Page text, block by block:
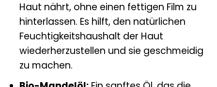
Haut nährt, ohne einen fettigen Film zu
hinterlassen. Es hilft, den natürlichen
Feuchtigkeitshaushalt der Haut
wiederherzustellen und sie geschmeidig
zu machen.